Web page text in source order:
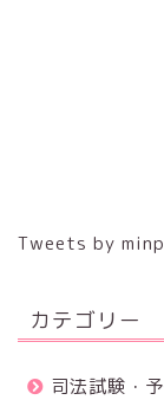
Tweets by
カテゴリー
司法試験・